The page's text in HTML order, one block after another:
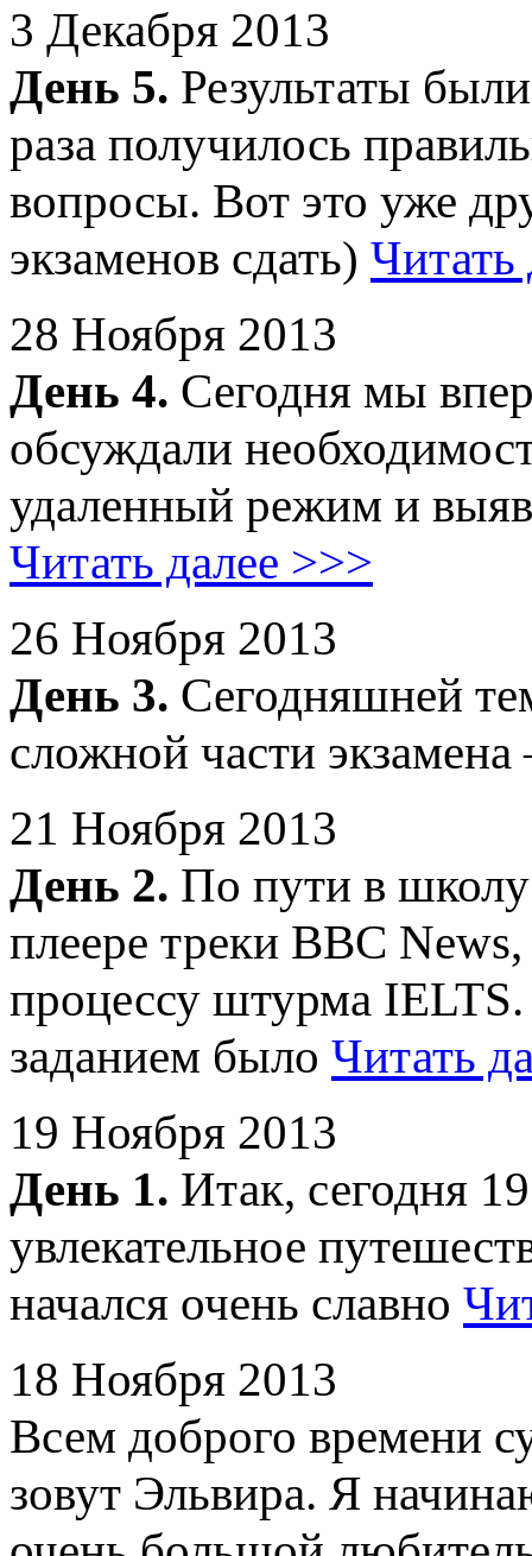
3 Декабря 2013
День 5. Результаты
раза получилось
вопросы. Вот это уже
экзаменов сдать) Читать
28 Ноября 2013
День 4. Сегодня мы
обсуждали
удаленный режим и
Читать далее >>>
26 Ноября 2013
День 3. Сегодняшней
сложной части
21 Ноября 2013
День 2. По пути в
плеере треки BBC
процессу штурма
заданием было Читать
19 Ноября 2013
День 1. Итак, сегодня
увлекательное
начался очень славно
18 Ноября 2013
Всем доброго времени
зовут Эльвира. Я